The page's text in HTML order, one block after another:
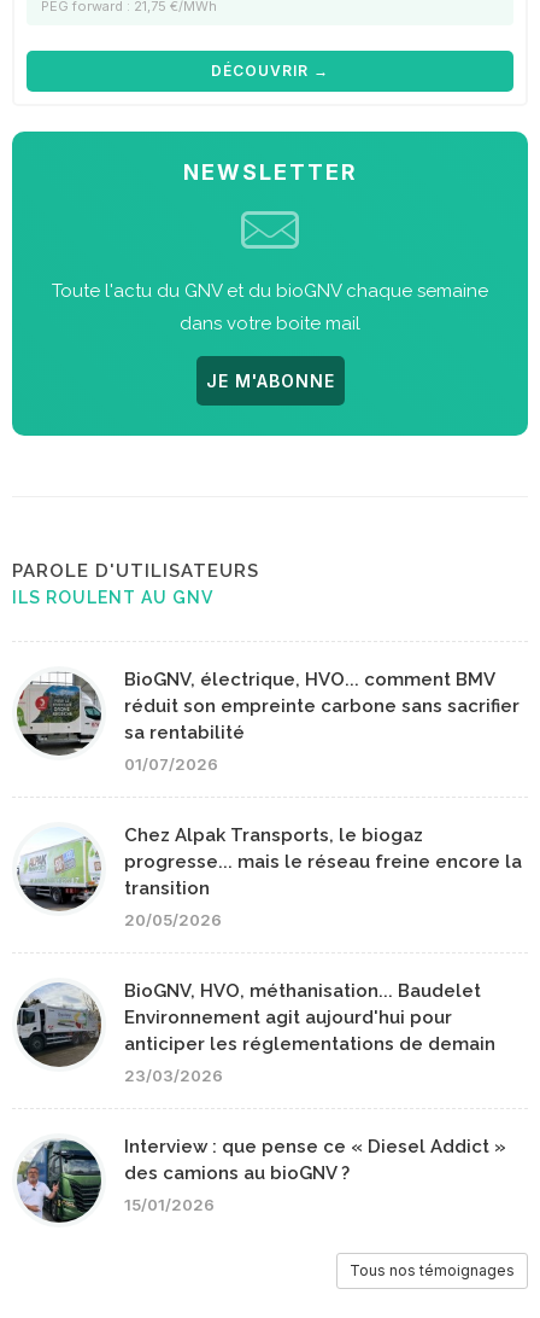
PEG forward : 21,75 €/MWh
DÉCOUVRIR →
NEWSLETTER
Toute l'actu du GNV et du bioGNV chaque semaine
dans votre boite mail
JE M'ABONNE
PAROLE D'UTILISATEURS
ILS ROULENT AU GNV
BioGNV, électrique, HVO... comment BMV
réduit son empreinte carbone sans sacrifier
sa rentabilité
01/07/2026
Chez Alpak Transports, le biogaz
progresse... mais le réseau freine encore la
transition
20/05/2026
BioGNV, HVO, méthanisation... Baudelet
Environnement agit aujourd'hui pour
anticiper les réglementations de demain
23/03/2026
Interview : que pense ce « Diesel Addict »
des camions au bioGNV ?
15/01/2026
Tous nos témoignages